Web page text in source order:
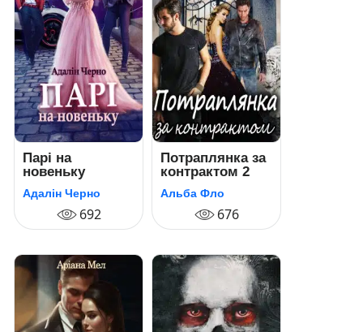
Парі на
новеньку
Адалін Черно
692
Потраплянка за
контрактом 2
Альба Фло
676